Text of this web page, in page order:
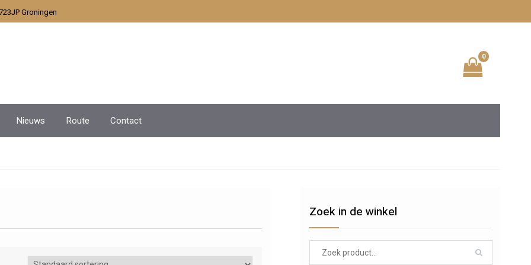
Groningen
0
Nieuws Route Contact
Zoek in de winkel